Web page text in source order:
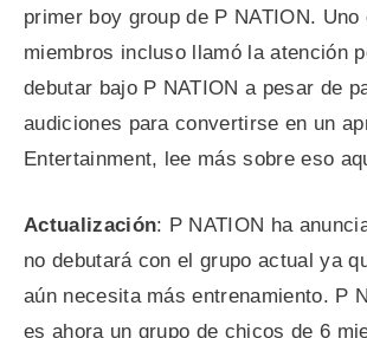
primer boy group de P NATION. Uno
miembros incluso llamó la atención
debutar bajo P NATION a pesar de
audiciones para convertirse en un
Entertainment, lee más sobre eso
Actualización: P NATION ha
no debutará con el grupo actual ya
aún necesita más entrenamiento. P
es ahora un grupo de chicos de 6